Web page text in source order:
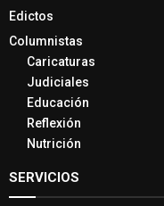
Edictos
Columnistas
Caricaturas
Judiciales
Educación
Reflexión
Nutrición
SERVICIOS